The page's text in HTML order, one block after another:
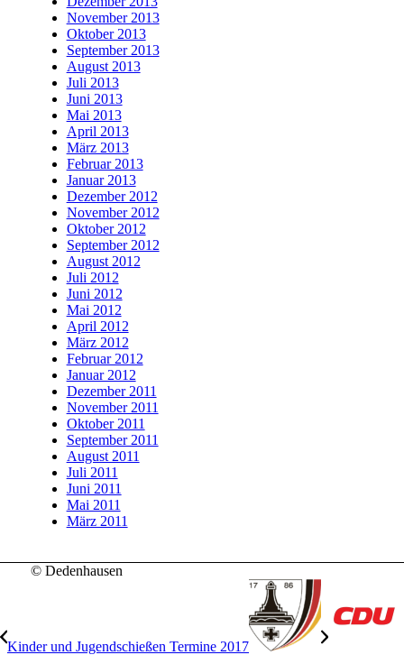
November 2013
Oktober 2013
September 2013
August 2013
Juli 2013
Juni 2013
Mai 2013
April 2013
März 2013
Februar 2013
Januar 2013
Dezember 2012
November 2012
Oktober 2012
September 2012
August 2012
Juli 2012
Juni 2012
Mai 2012
April 2012
März 2012
Februar 2012
Januar 2012
Dezember 2011
November 2011
Oktober 2011
September 2011
August 2011
Juli 2011
Juni 2011
Mai 2011
März 2011
© Dedenhausen
Kinder und Jugendschießen Termine 2017